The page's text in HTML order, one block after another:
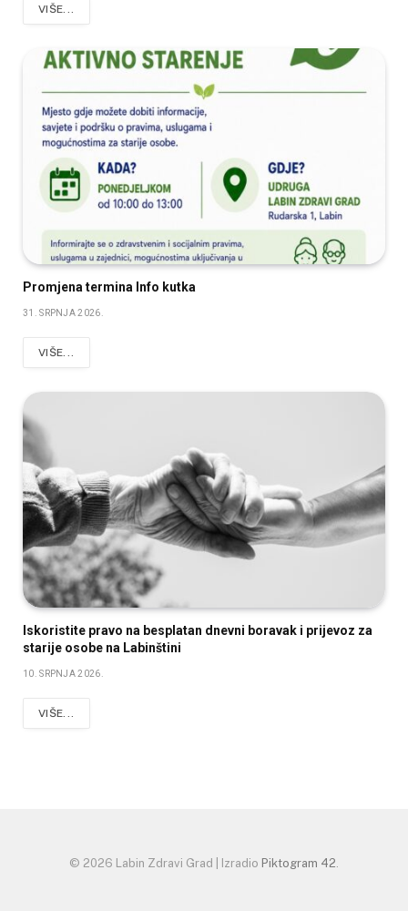
VIŠE...
Promjena termina Info kutka
31. SRPNJA 2026.
VIŠE...
Iskoristite pravo na besplatan dnevni boravak i prijevoz za
starije osobe na Labinštini
10. SRPNJA 2026.
VIŠE...
© 2026 Labin Zdravi Grad | Izradio Piktogram 42.